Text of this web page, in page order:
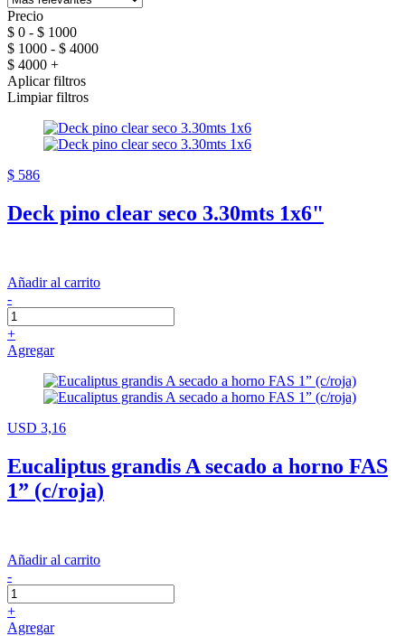
Precio
$ 0 - $ 1000
$ 1000 - $ 4000
$ 4000 +
Aplicar filtros
Limpiar filtros
$ 586
Deck pino clear seco 3.30mts 1x6"
Añadir al carrito
-
+
Agregar
USD 3,16
Eucaliptus grandis A secado a horno FAS
1” (c/roja)
Añadir al carrito
-
+
Agregar